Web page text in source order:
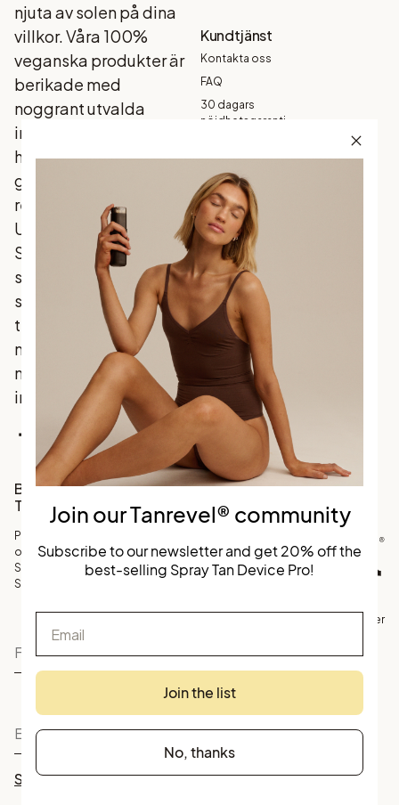
njuta av solen på dina
villkor. Våra 100%
veganska produkter är
berikade med
noggrant utvalda
ingredienser som din
hud älskar, och som
ger ett naturligt
resultat - varje gång.
Upptäck
Skandinaviens mest
sålda brun utan sol
som förenar
traditionella favoriter
med
marknadsledande
innovation.
Facebook
Instagram
TikTok
Kundtjänst
Kontakta oss
FAQ
30 dagars
nöjdhetsgaranti
Betalning
Frakt och
leverans
Returer och
byten
Integritetspolicy
Bli en del av vårt
Tanrevel® community
Prenumerera på vårt nyhetsbrev
och få 20% rabatt på
Skandinaviens bästsäljande
Spray Tan Device.
Skicka
Personuppgifter
Join our Tanrevel® community
Subscribe to our newsletter and get 20% off the
best-selling Spray Tan Device Pro!
Join the list
No, thanks